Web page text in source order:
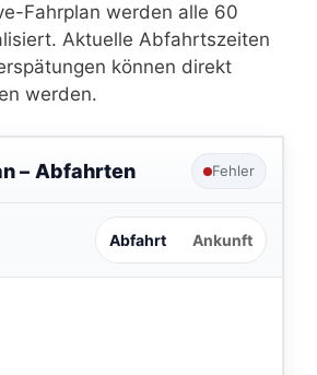
Fahrplan werden alle 60
Aktuelle Abfahrtszeiten
können direkt
werden.
– Abfahrten Fehler
Abfahrt Ankunft